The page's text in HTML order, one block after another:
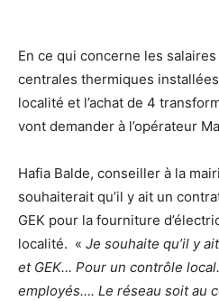
En ce qui concerne les
centrales thermiques
localité et l’achat de 4
vont demander à l’opérateur
Hafia Balde, conseiller à la
souhaiterait qu’il y ait un
GEK pour la fourniture
localité. « Je souhaite qu’il y
et GEK… Pour un contrôle
employés…. Le réseau soit au